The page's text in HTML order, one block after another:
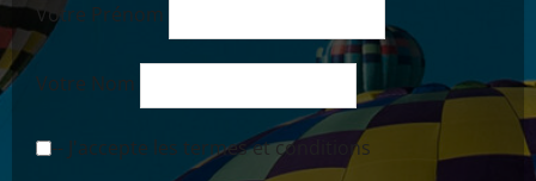
Votre Prénom
Votre Nom
-- J'accepte les termes et conditions